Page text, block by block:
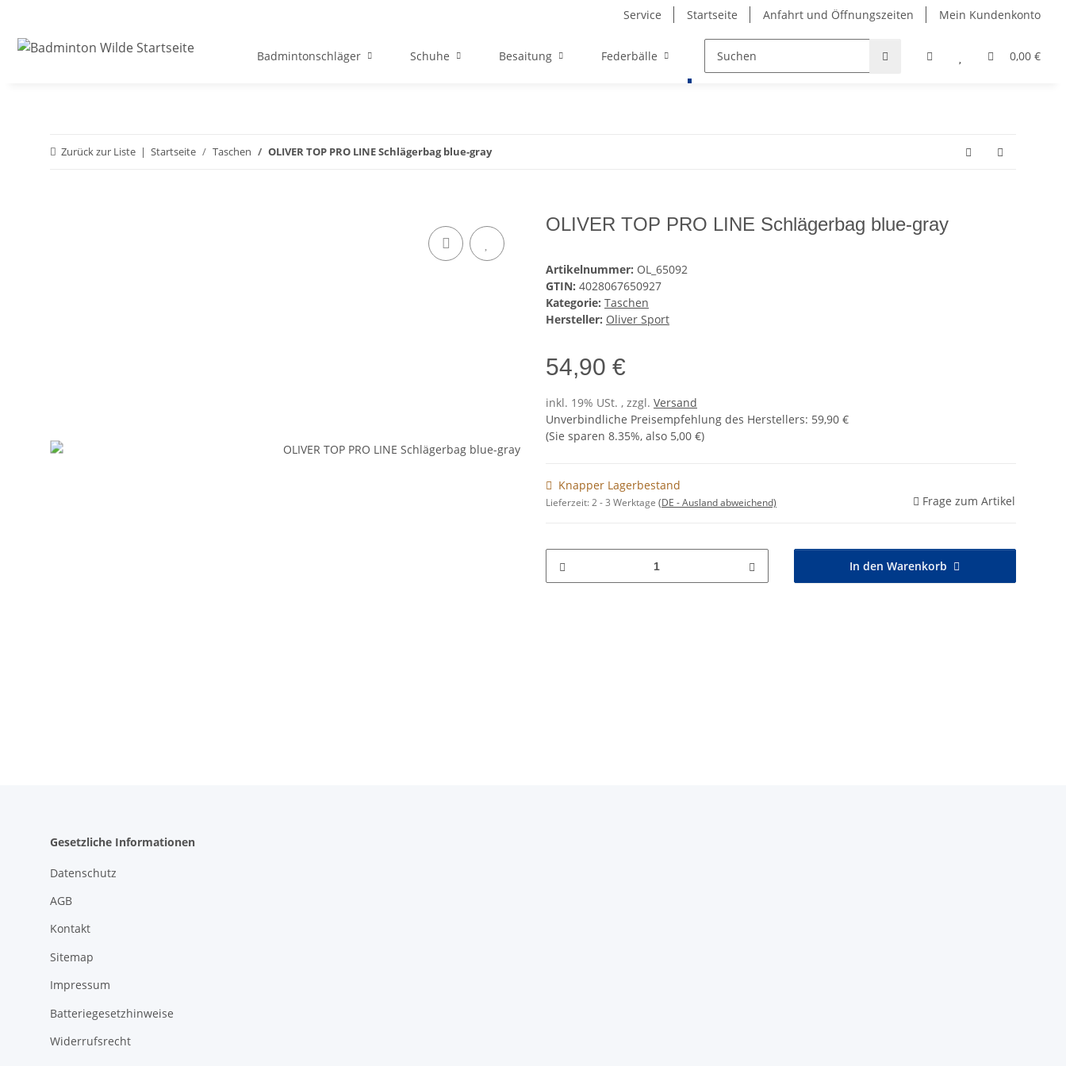
Service Startseite Anfahrt und Öffnungszeiten Mein Kundenkonto
0,00 €
Badmintonschläger Schuhe Besaitung Federbälle Taschen Griffbänder Padel und
Zurück zur Liste Startseite Taschen OLIVER TOP PRO LINE Schlägerbag blue-gray
OLIVER TOP PRO LINE Schlägerbag blue-gray
Artikelnummer: OL_65092
GTIN: 4028067650927
Kategorie: Taschen
Hersteller: Oliver Sport
54,90 €
inkl. 19% USt. , zzgl. Versand
Unverbindliche Preisempfehlung des Herstellers: 59,90 €
(Sie sparen 8.35%, also 5,00 €)
Knapper Lagerbestand
Lieferzeit:2 - 3 Werktage (DE - Ausland abweichend) Frage zum Artikel
In den Warenkorb
Gesetzliche Informationen
Datenschutz
AGB
Kontakt
Sitemap
Impressum
Batteriegesetzhinweise
Widerrufsrecht